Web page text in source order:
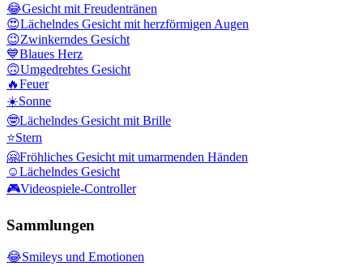
😂Gesicht mit Freudentränen
😍Lächelndes Gesicht mit herzförmigen Augen
😉Zwinkerndes Gesicht
💙Blaues Herz
🙃Umgedrehtes Gesicht
🔥Feuer
☀️Sonne
🤓Lächelndes Gesicht mit Brille
⭐Stern
🤗Fröhliches Gesicht mit umarmenden Händen
☺️Lächelndes Gesicht
🎮Videospiele-Controller
Sammlungen
😂Smileys und Emotionen